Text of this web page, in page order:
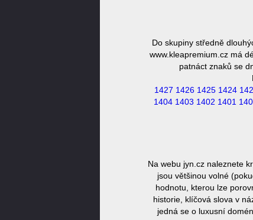
Do skupiny středně
www.kleapremium.cz má
patnáct znaků se
1427 1426 1425 1424
1404 1403 1402 1401
Na webu jyn.cz naleznete
jsou většinou volné
hodnotu, kterou lze
historie, klíčová slova v
jedná se o luxusní